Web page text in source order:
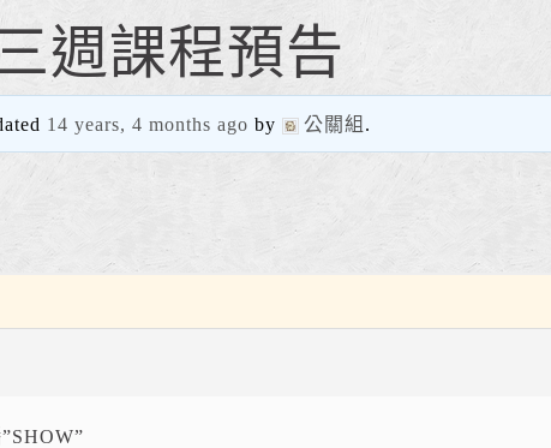
週課程預告
14 years, 4 months ago by 公關組 .